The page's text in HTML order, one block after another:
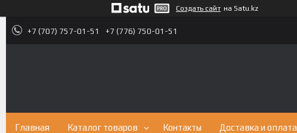
Создать сайт на Satu.kz
+7 (707) 757-01-51 +7 (776) 750-01-51
Главная Каталог товаров Контакты Доставка и оплата